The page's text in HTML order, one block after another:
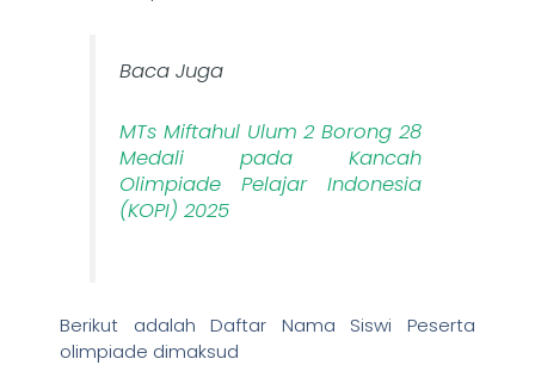
Baca Juga
MTs Miftahul Ulum 2 Borong 28
Medali pada Kancah
Olimpiade Pelajar Indonesia
(KOPI) 2025
Berikut adalah Daftar Nama Siswi Peserta
olimpiade dimaksud